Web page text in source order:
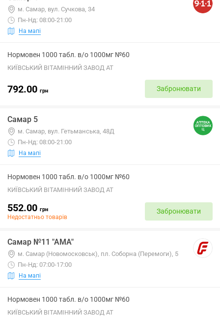
м. Самар, вул. Сучкова, 34
Пн-Нд: 08:00-21:00
На мапі
Нормовен 1000 табл. в/о 1000мг №60
КИЇВСЬКИЙ ВІТАМІННИЙ ЗАВОД АТ
792.00 грн Забронювати
Самар 5
м. Самар, вул. Гетьманська, 48Д
Пн-Нд: 08:00-21:00
На мапі
Нормовен 1000 табл. в/о 1000мг №60
КИЇВСЬКИЙ ВІТАМІННИЙ ЗАВОД АТ
552.00 грн
Недостатньо товарів
Забронювати
Самар №11 "АМА"
м. Самар (Новомосковськ), пл. Соборна (Перемоги), 5
Пн-Нд: 07:00-17:00
На мапі
Нормовен 1000 табл. в/о 1000мг №60
КИЇВСЬКИЙ ВІТАМІННИЙ ЗАВОД АТ